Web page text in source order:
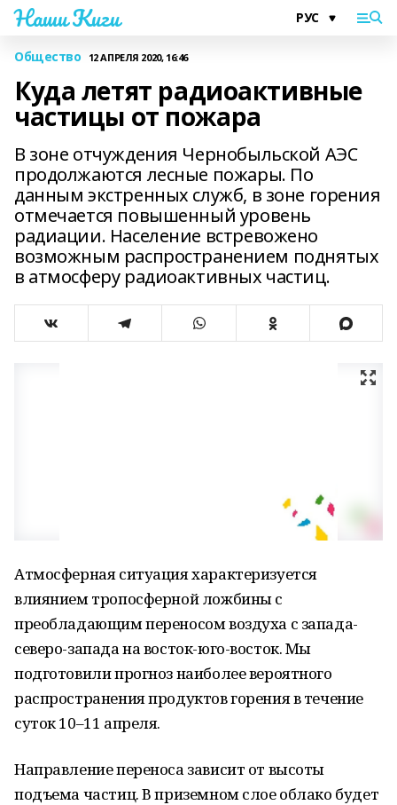
Наши Киги
Общество 12 АПРЕЛЯ 2020, 16:46
Куда летят радиоактивные
частицы от пожара
В зоне отчуждения Чернобыльской АЭС
продолжаются лесные пожары. По
данным экстренных служб, в зоне горения
отмечается повышенный уровень
радиации. Население встревожено
возможным распространением поднятых
в атмосферу радиоактивных частиц.
Атмосферная ситуация характеризуется
влиянием тропосферной ложбины с
преобладающим переносом воздуха с запада-
северо-запада на восток-юго-восток. Мы
подготовили прогноз наиболее вероятного
распространения продуктов горения в течение
суток 10–11 апреля.
Направление переноса зависит от высоты
подъема частиц. В приземном слое облако будет